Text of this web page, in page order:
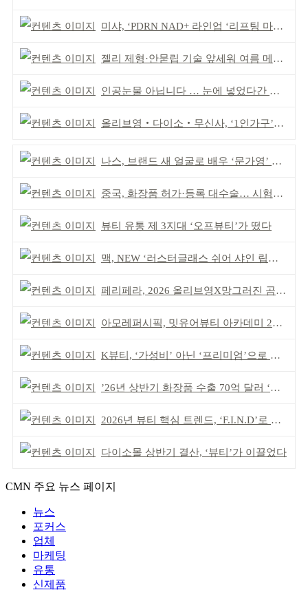
미샤, ‘PDRN NAD+ 라인업 ‘리프팅 마스크’ 출시
젤리 제형·안묻립 기술 앞세워 여름 메이크업 시장 공략
인공눈물 아닙니다 … 눈에 넣었다간 각막 손상
올리브영‧다이소‧무신사, ‘1인가구’가 이끈다
나스, 브랜드 새 얼굴로 배우 ‘문가영’ 발탁
중국, 화장품 허가·등록 대수술… 시험자료 공용 허용
뷰티 유통 제 3지대 ‘오프뷰티’가 떴다
맥, NEW ‘러스터글래스 쉬어 샤인 립스틱’ 출시
페리페라, 2026 올리브영X망그러진 곰 콜라보
아모레퍼시픽, 밋유어뷰티 아카데미 2기 발대식
K뷰티, ‘가성비’ 아닌 ‘프리미엄’으로 승부걸어야
’26년 상반기 화장품 수출 70억 달러 ‘역대 최고’
2026년 뷰티 핵심 트렌드, ‘F.I.N.D’로 읽는다
다이소몰 상반기 결산, ‘뷰티’가 이끌었다
CMN 주요 뉴스 페이지
뉴스
포커스
업체
마케팅
유통
신제품